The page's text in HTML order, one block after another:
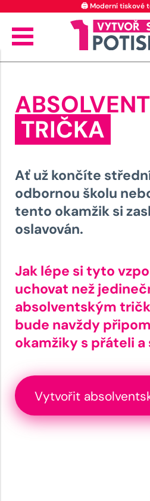
⭐ 4.9 na Google za
TRIČKA
Ať už končíte
odbornou školu
tento okamžik si
oslavován.
Jak lépe si tyto
uchovat než
absolventským
bude navždy
okamžiky s přáteli a
Vytvořit